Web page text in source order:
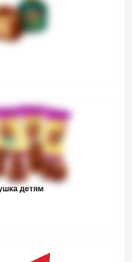
детям